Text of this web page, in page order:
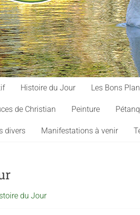
Histoire du Jour Les Bons
de Christian Peinture
divers Manifestations à venir
du Jour